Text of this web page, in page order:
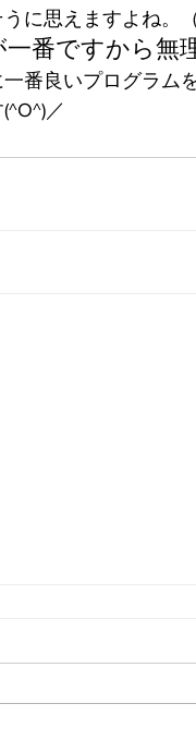
に思えますよね。（
番ですから無
番良いプログラム
／